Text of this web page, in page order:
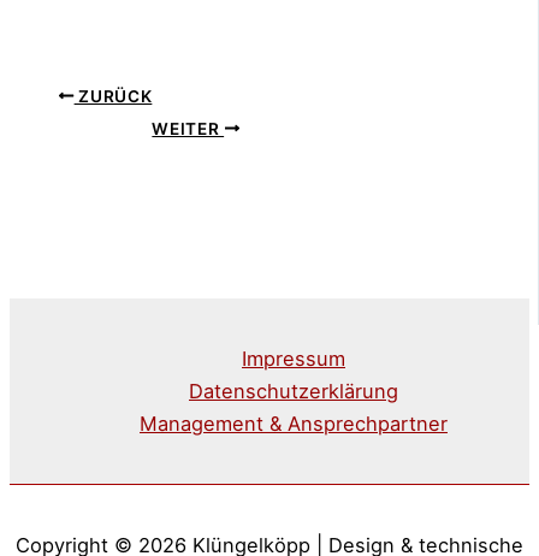
ZURÜCK
WEITER
Impressum
Datenschutzerklärung
Management & Ansprechpartner
Copyright © 2026 Klüngelköpp | Design & technische